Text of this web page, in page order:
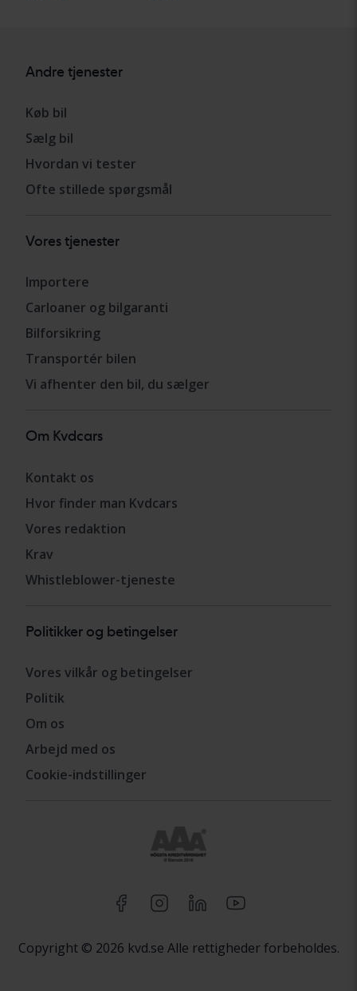
Andre tjenester
Køb bil
Sælg bil
Hvordan vi tester
Ofte stillede spørgsmål
Vores tjenester
Importere
Carloaner og bilgaranti
Bilforsikring
Transportér bilen
Vi afhenter den bil, du sælger
Om Kvdcars
Kontakt os
Hvor finder man Kvdcars
Vores redaktion
Krav
Whistleblower-tjeneste
Politikker og betingelser
Vores vilkår og betingelser
Politik
Om os
Arbejd med os
Cookie-indstillinger
Copyright © 2026 kvd.se Alle rettigheder forbeholdes.